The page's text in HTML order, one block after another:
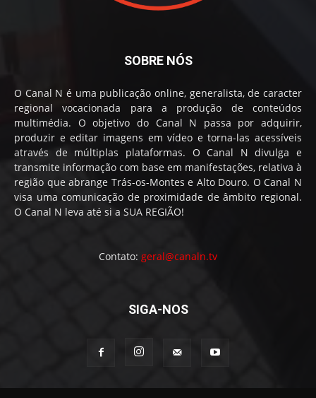
SOBRE NÓS
O Canal N é uma publicação online, generalista, de caracter
regional vocacionada para a produção de conteúdos
multimédia. O objetivo do Canal N passa por adquirir,
produzir e editar imagens em vídeo e torna-las acessíveis
através de múltiplas plataformas. O Canal N divulga e
transmite informação com base em manifestações, relativa à
região que abrange Trás-os-Montes e Alto Douro. O Canal N
visa uma comunicação de proximidade de âmbito regional.
O Canal N leva até si a SUA REGIÃO!
Contato: geral@canaln.tv
SIGA-NOS